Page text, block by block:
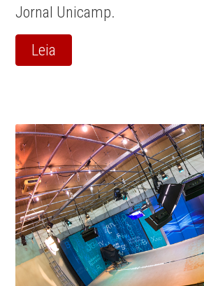
Jornal Unicamp.
Leia